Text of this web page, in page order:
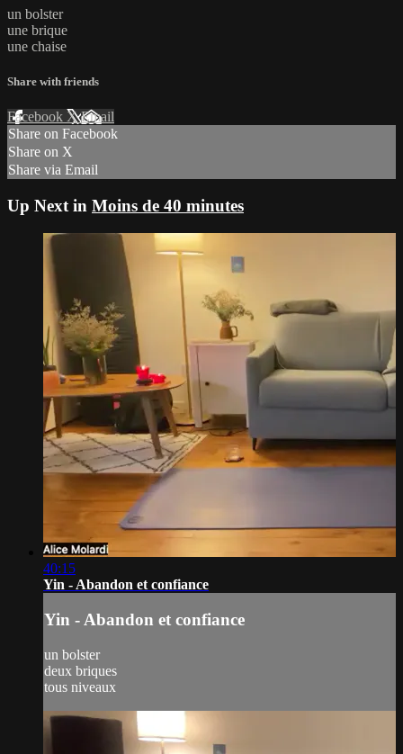
un bolster
une brique
une chaise
Share with friends
Facebook XEmail
Share on Facebook
Share on X
Share via Email
Up Next in Moins de 40 minutes
40:15
Yin - Abandon et confiance
Yin - Abandon et confiance
un bolster
deux briques
tous niveaux